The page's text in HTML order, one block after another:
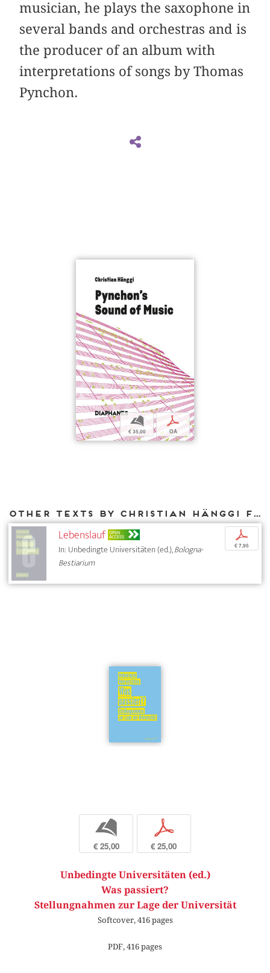
musician, he plays the saxophone in
several bands and orchestras and is
the producer of an album with
interpretations of songs by Thomas
Pynchon.
b
€ 35,00
p
OA
Other texts by Christian Hänggi for DIAPHANES
Lebenslauf OPEN
ACCESS
In: Unbedingte Universitäten (ed.),Bologna-
Bestiarium
p
€ 7,95
b
€ 25,00
p
€ 25,00
Unbedingte Universitäten (ed.)
Was passiert?
Stellungnahmen zur Lage der Universität
Softcover, 416 pages
PDF, 416 pages